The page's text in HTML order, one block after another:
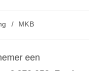
/ MKB
een